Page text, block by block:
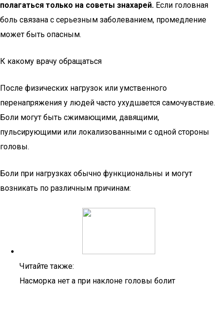
полагаться только на советы знахарей. Если головная
боль связана с серьезным заболеванием, промедление
может быть опасным.
К какому врачу обращаться
После физических нагрузок или умственного
перенапряжения у людей часто ухудшается самочувствие.
Боли могут быть сжимающими, давящими,
пульсирующими или локализованными с одной стороны
головы.
Боли при нагрузках обычно функциональны и могут
возникать по различным причинам:
Читайте также:
Насморка нет а при наклоне головы болит